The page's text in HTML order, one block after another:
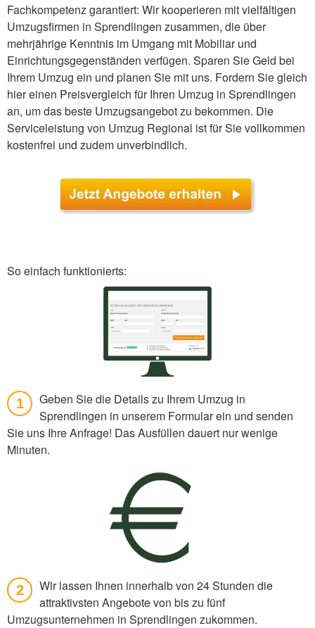
Fachkompetenz garantiert: Wir kooperieren mit vielfältigen
Umzugsfirmen in Sprendlingen zusammen, die über
mehrjährige Kenntnis im Umgang mit Mobiliar und
Einrichtungsgegenständen verfügen. Sparen Sie Geld bei
Ihrem Umzug ein und planen Sie mit uns. Fordern Sie gleich
hier einen Preisvergleich für Ihren Umzug in Sprendlingen
an, um das beste Umzugsangebot zu bekommen. Die
Serviceleistung von Umzug Regional ist für Sie vollkommen
kostenfrei und zudem unverbindlich.
So einfach funktionierts:
1
Geben Sie die Details zu Ihrem Umzug in
Sprendlingen in unserem Formular ein und senden
Sie uns Ihre Anfrage! Das Ausfüllen dauert nur wenige
Minuten.
2
Wir lassen Ihnen innerhalb von 24 Stunden die
attraktivsten Angebote von bis zu fünf
Umzugsunternehmen in Sprendlingen zukommen.